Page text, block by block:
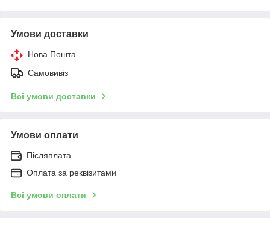
Умови доставки
Нова Пошта
Самовивіз
Всі умови доставки
Умови оплати
Післяплата
Оплата за реквізитами
Всі умови оплати